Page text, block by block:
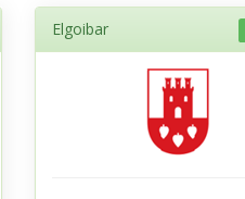
Elgoibar